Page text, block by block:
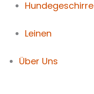
Hundegeschirre
Leinen
Über Uns